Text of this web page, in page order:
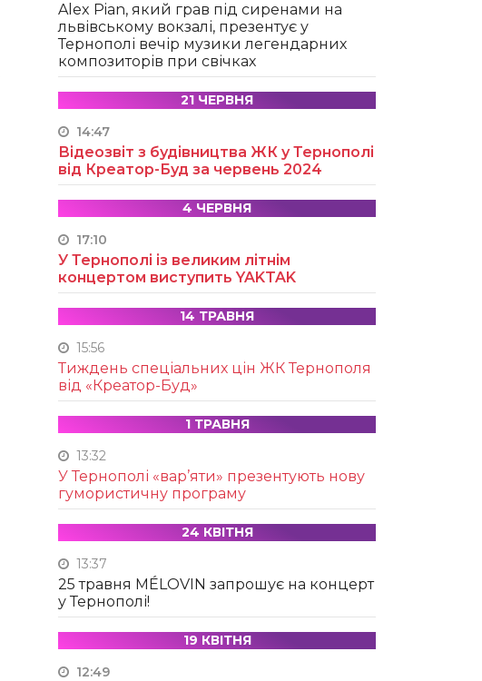
Alex Pian, який грав під сиренами на
львівському вокзалі, презентує у
Тернополі вечір музики легендарних
композиторів при свічках
21 ЧЕРВНЯ
14:47
Відеозвіт з будівництва ЖК у Тернополі
від Креатор-Буд за червень 2024
4 ЧЕРВНЯ
17:10
У Тернополі із великим літнім
концертом виступить YAKTAK
14 ТРАВНЯ
15:56
Тиждень спеціальних цін ЖК Тернополя
від «Креатор-Буд»
1 ТРАВНЯ
13:32
У Тернополі «вар’яти» презентують нову
гумористичну програму
24 КВІТНЯ
13:37
25 травня MÉLOVIN запрошує на концерт
у Тернополі!
19 КВІТНЯ
12:49